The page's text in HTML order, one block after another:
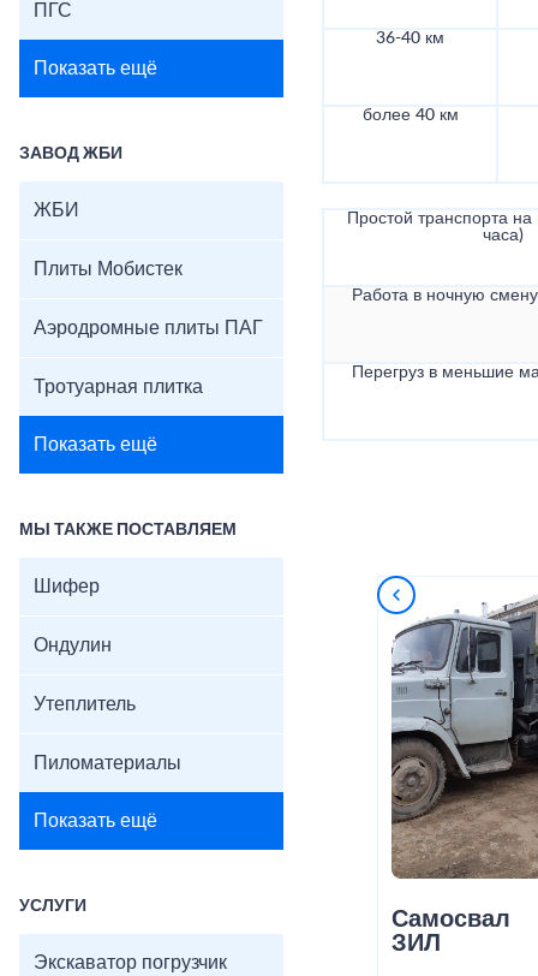
ПГС
Показать ещё
ЗАВОД ЖБИ
ЖБИ
Плиты Мобистек
Аэродромные плиты ПАГ
Тротуарная плитка
Показать ещё
МЫ ТАКЖЕ ПОСТАВЛЯЕМ
Шифер
Ондулин
Утеплитель
Пиломатериалы
Показать ещё
УСЛУГИ
Экскаватор погрузчик
36-40 км
более 40 км
Простой транспорта на
часа)
Работа в ночную
Перегруз в меньшие
Самосвал
ЗИЛ